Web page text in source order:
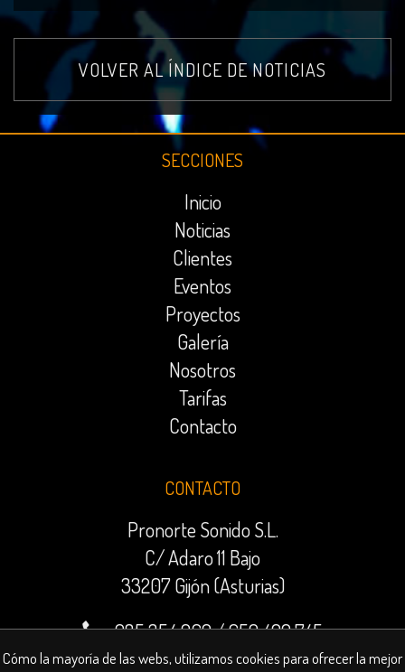
Cómo la mayoría de las webs, utilizamos cookies para ofrecer la mejor
VOLVER AL ÍNDICE DE NOTICIAS
SECCIONES
Inicio
Noticias
Clientes
Eventos
Proyectos
Galería
Nosotros
Tarifas
Contacto
CONTACTO
Pronorte Sonido S.L.
C/ Adaro 11 Bajo
33207 Gijón (Asturias)
985 354 969/659 499 745
contratacion@pronorte.es